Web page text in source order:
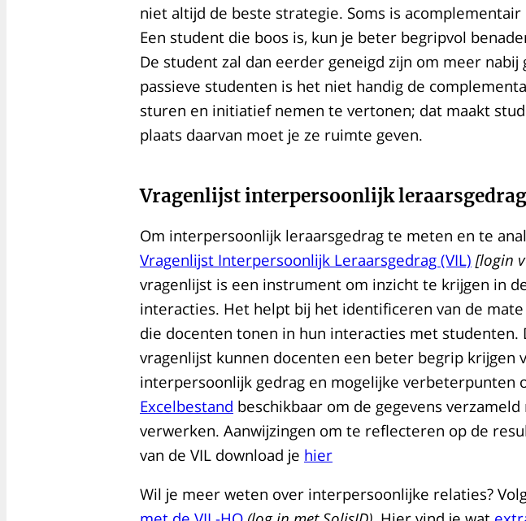
niet altijd de beste strategie. Soms is
Een student die boos is, kun je beter begripvol
De student zal dan eerder geneigd zijn om meer nabij
passieve studenten is het niet handig de
sturen en initiatief nemen te vertonen; dat maakt
plaats daarvan moet je ze ruimte geven.
Vragenlijst interpersoonlijk
Om interpersoonlijk leraarsgedrag te meten en te
Vragenlijst Interpersoonlijk Leraarsgedrag (VIL) [login
vragenlijst is een instrument om inzicht te krijgen in
interacties. Het helpt bij het identificeren van de
die docenten tonen in hun interacties met studenten.
vragenlijst kunnen docenten een beter begrip krijgen
interpersoonlijk gedrag en mogelijke verbeterpunten
Excelbestand beschikbaar om de gegevens
verwerken. Aanwijzingen om te reflecteren op de
van de VIL download je hier
Wil je meer weten over interpersoonlijke relaties?